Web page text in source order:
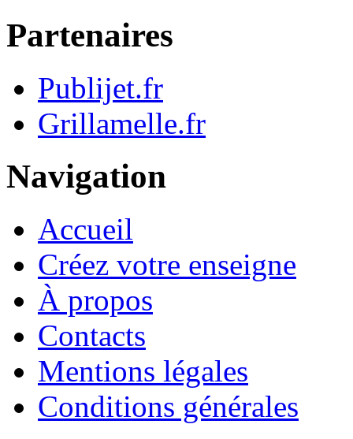
Partenaires
Publijet.fr
Grillamelle.fr
Navigation
Accueil
Créez votre enseigne
À propos
Contacts
Mentions légales
Conditions générales